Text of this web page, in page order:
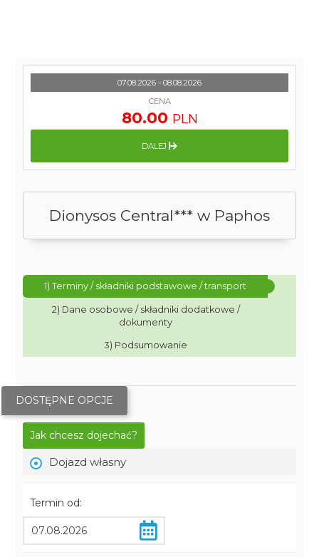
Dionysos Central*** w Paphos
1) Terminy / składniki podstawowe / transport
2) Dane osobowe / składniki dodatkowe /
dokumenty
3) Podsumowanie
DOSTĘPNE OPCJE
Jak chcesz dojechać?
Dojazd własny
Termin od:
07.08.2026 - 08.08.2026
CENA
80.00 PLN
DALEJ